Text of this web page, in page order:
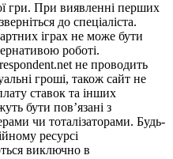
гри. При виявленні перших
до спеціаліста.
іграх не може бути
роботі.
не проводить
гроші, також сайт не
ставок та інших
бути пов’язані з
чи тоталізаторами. Будь-
ресурсі
виключно в